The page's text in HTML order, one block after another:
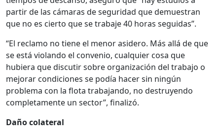
partir de las cámaras de seguridad que demuestran
que no es cierto que se trabaje 40 horas seguidas”.
“El reclamo no tiene el menor asidero. Más allá de que
se está violando el convenio, cualquier cosa que
hubiera que discutir sobre organización del trabajo o
mejorar condiciones se podía hacer sin ningún
problema con la flota trabajando, no destruyendo
completamente un sector”, finalizó.
Daño colateral